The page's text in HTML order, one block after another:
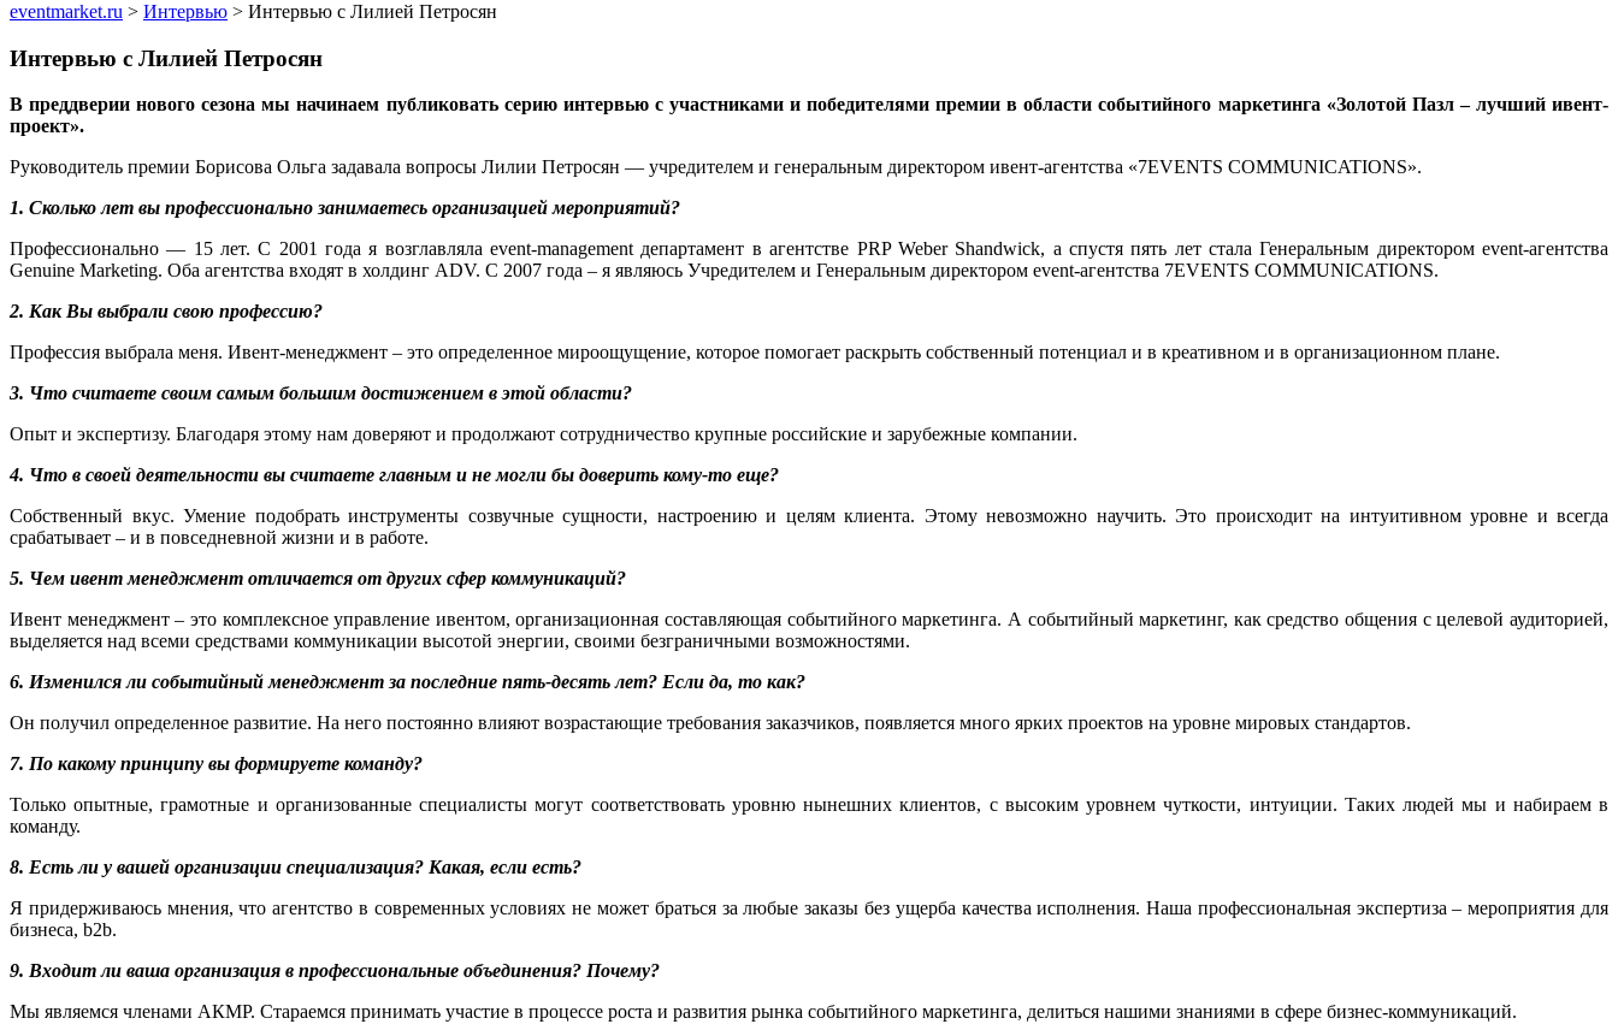
eventmarket.ru > Интервью > Интервью с Лилией Петросян
Интервью с Лилией Петросян
В преддверии нового сезона мы начинаем публиковать серию интервью с участниками и победителями премии в области событийного маркетинга «Золотой Пазл – лучший ивент-
проект».
Руководитель премии Борисова Ольга задавала вопросы Лилии Петросян — учредителем и генеральным директором ивент-агентства «7EVENTS COMMUNICATIONS».
1. Сколько лет вы профессионально занимаетесь организацией мероприятий?
Профессионально — 15 лет. С 2001 года я возглавляла event-management департамент в агентстве PRP Weber Shandwick, а спустя пять лет стала Генеральным директором event-агентства
Genuine Marketing. Оба агентства входят в холдинг АDV. С 2007 года – я являюсь Учредителем и Генеральным директором event-агентства 7EVENTS COMMUNICATIONS.
2. Как Вы выбрали свою профессию?
Профессия выбрала меня. Ивент-менеджмент – это определенное мироощущение, которое помогает раскрыть собственный потенциал и в креативном и в организационном плане.
3. Что считаете своим самым большим достижением в этой области?
Опыт и экспертизу. Благодаря этому нам доверяют и продолжают сотрудничество крупные российские и зарубежные компании.
4. Что в своей деятельности вы считаете главным и не могли бы доверить кому-то еще?
Собственный вкус. Умение подобрать инструменты созвучные сущности, настроению и целям клиента. Этому невозможно научить. Это происходит на интуитивном уровне и всегда
срабатывает – и в повседневной жизни и в работе.
5. Чем ивент менеджмент отличается от других сфер коммуникаций?
Ивент менеджмент – это комплексное управление ивентом, организационная составляющая событийного маркетинга. А событийный маркетинг, как средство общения с целевой аудиторией,
выделяется над всеми средствами коммуникации высотой энергии, своими безграничными возможностями.
6. Изменился ли событийный менеджмент за последние пять-десять лет? Если да, то как?
Он получил определенное развитие. На него постоянно влияют возрастающие требования заказчиков, появляется много ярких проектов на уровне мировых стандартов.
7. По какому принципу вы формируете команду?
Только опытные, грамотные и организованные специалисты могут соответствовать уровню нынешних клиентов, с высоким уровнем чуткости, интуиции. Таких людей мы и набираем в
команду.
8. Есть ли у вашей организации специализация? Какая, если есть?
Я придерживаюсь мнения, что агентство в современных условиях не может браться за любые заказы без ущерба качества исполнения. Наша профессиональная экспертиза – мероприятия для
бизнеса, b2b.
9. Входит ли ваша организация в профессиональные объединения? Почему?
Мы являемся членами АКМР. Стараемся принимать участие в процессе роста и развития рынка событийного маркетинга, делиться нашими знаниями в сфере бизнес-коммуникаций.